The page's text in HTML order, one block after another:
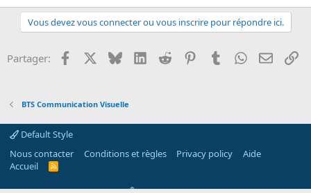
Vous devez vous connecter ou vous inscrire pour répondre ici.
Partager: Facebook BlueskyLinkedInReddit PinterestTumblrWhatsApp
Email
BTS Communication Visuelle
Default Style
Nous contacter
Conditions et règles Privacy policy
Aide
Accueil
R
®